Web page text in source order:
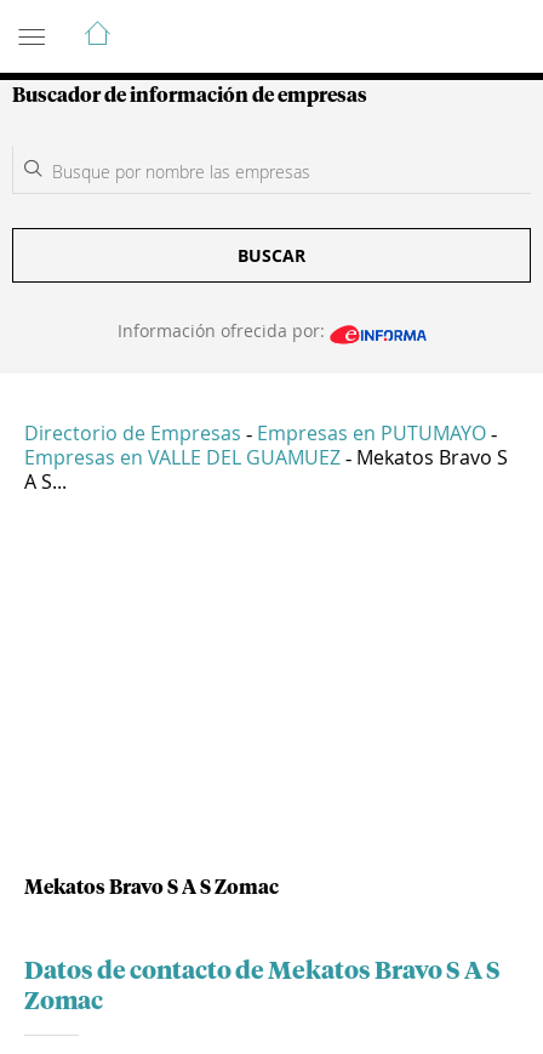
Guía de Empresas Colombianas
Buscador de información de empresas
BUSCAR
Información ofrecida por:
Directorio de Empresas - Empresas en PUTUMAYO -
Empresas en VALLE DEL GUAMUEZ - Mekatos Bravo S
A S...
Mekatos Bravo S A S Zomac
Datos de contacto de Mekatos Bravo S A S
Zomac